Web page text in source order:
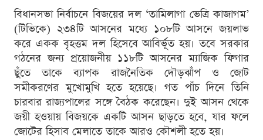
বিধানসভা নির্বাচনে বিজয়ের দল ‘তামিলাগা ভেত্রি কাজাগম’
(টিভিকে) ২৩৪টি আসনের মধ্যে ১০৮টি আসনে জয়লাভ
করে একক বৃহত্তম দল হিসেবে আবির্ভূত হয়। তবে সরকার
গঠনের জন্য প্রয়োজনীয় ১১৮টি আসনের ম্যাজিক ফিগার
ছুঁতে তাকে ব্যাপক রাজনৈতিক দৌড়ঝাঁপ ও জোট
সমীকরণের মুখোমুখি হতে হয়েছে। গত পাঁচ দিনে তিনি
চারবার রাজ্যপালের সঙ্গে বৈঠক করেছেন। দুই আসন থেকে
জয়ী হওয়ায় বিজয়কে একটি আসন ছাড়তে হবে, যার ফলে
জোটের হিসাব মেলাতে তাকে আরও কৌশলী হতে হয়।